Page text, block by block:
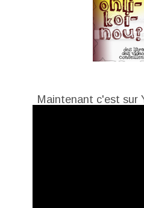
Maintenant c'est sur